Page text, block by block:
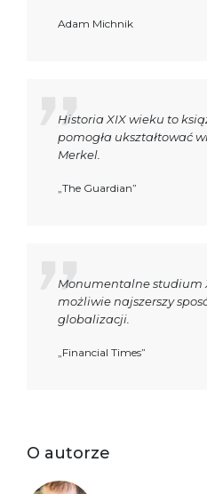
Adam Michnik
Historia XIX wieku to
pomogła ukształtować
Merkel.
„The Guardian”
Monumentalne studium
możliwie najszerszy
globalizacji.
„Financial Times”
O autorze